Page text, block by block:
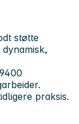
støtte
praksis.